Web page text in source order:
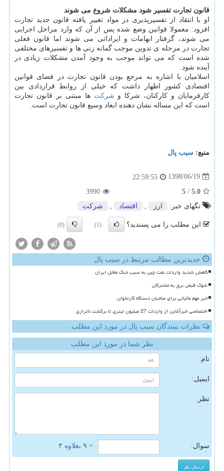
قانون تجارت تفسیر شود مشكلات شروع می شوند
او با انتقاد از تفسیرپذیری در مواد تغییر یافته قانون جدید تجارت
افزود: معمولا قوانین وضع شده پس از آن كه وارد مراحل اجرایی
می شوند، گرفتار ابهامات و ایراداتی می شوند اما قانون فعلی
تجارت در مرحله ی تدوین موجب گمانه زنی ها و تفسیرهای مختلفی
شده است كه می تواند موجب به وجود آمدن مشكلات زیادی در
آینده شود.
اسلامیان با اشاره به مرجع بودن قانون تجارت در فضای قوانین
اقتصادی كشور اظهار داشت كه خیلی از روابط قراردادی بین
كارفرمایان و كاركنان، شركا و شركت ها مبتنی بر قانون تجارت
است كه این مساله نشان دهنده ابعاد وسیع قانون تجارت است.
منبع: سیب پال
1398/06/19
22:59:55
5.0
/
5
3990
تگهای خبر:
ارز , اقتصاد , شركت
این مطلب را می پسندید؟ (1)
(0)
جدیدترین مطالب مرتبط در سیب پال
کاهش شدید واردات نفت چین به سبب جنگ مقابل ایران
شوک قبض برق به مشترکان
خبر مهم مالیاتی برای صاحبان دستگاه کارتخوان
اختصاصی خبرآنلاین از واردات 27 میلیون لیتری تا برگشت ناترازی
نظرات بینندگان سیب پال در مورد این مطلب
نظر شما در مورد این مطلب
نام:
ایمیل:
نظر:
سوال: = ۹ بعلاوه ۳